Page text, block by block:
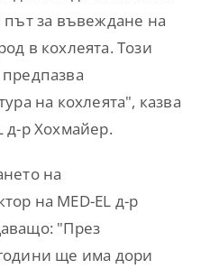
път за въвеждане на
в кохлеята. Този
на кохлеята", казва
д-р Хохмайер.
на
на MED-EL д-р
"През
ще има дори